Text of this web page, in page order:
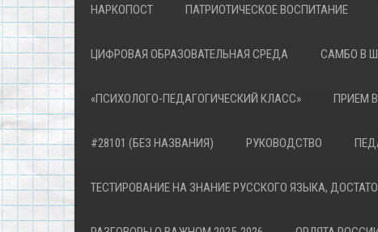
НАРКОПОСТ ПАТРИОТИЧЕСКОЕ ВОСПИТАНИЕ
ЦИФРОВАЯ ОБРАЗОВАТЕЛЬНАЯ СРЕДА САМБО В
«ПСИХОЛОГО-ПЕДАГОГИЧЕСКИЙ КЛАСС» ПРИЕМ
#28101 (БЕЗ НАЗВАНИЯ) РУКОВОДСТВО
ТЕСТИРОВАНИЕ НА ЗНАНИЕ РУССКОГО ЯЗЫКА,